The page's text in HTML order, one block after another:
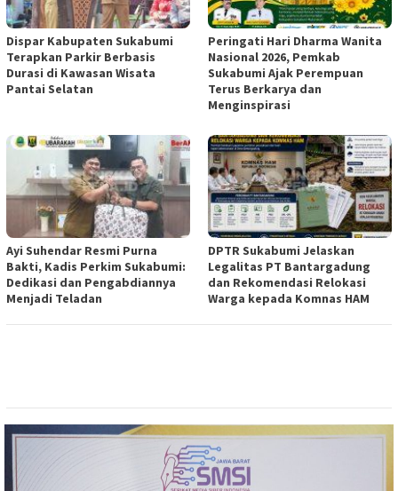
Dispar Kabupaten Sukabumi
Terapkan Parkir Berbasis
Durasi di Kawasan Wisata
Pantai Selatan
Peringati Hari Dharma Wanita
Nasional 2026, Pemkab
Sukabumi Ajak Perempuan
Terus Berkarya dan
Menginspirasi
Ayi Suhendar Resmi Purna
Bakti, Kadis Perkim Sukabumi:
Dedikasi dan Pengabdiannya
Menjadi Teladan
DPTR Sukabumi Jelaskan
Legalitas PT Bantargadung
dan Rekomendasi Relokasi
Warga kepada Komnas HAM